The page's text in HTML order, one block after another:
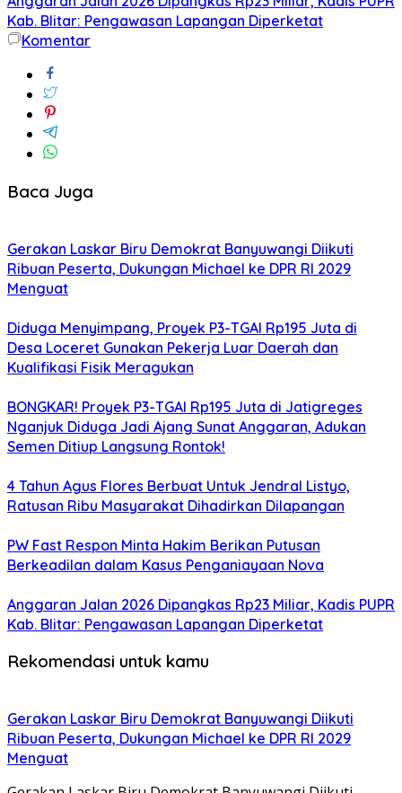
Kab. Blitar: Pengawasan Lapangan Diperketat
Komentar
Baca Juga
Gerakan Laskar Biru Demokrat Banyuwangi Diikuti
Ribuan Peserta, Dukungan Michael ke DPR RI 2029
Menguat
Diduga Menyimpang, Proyek P3-TGAI Rp195 Juta di
Desa Loceret Gunakan Pekerja Luar Daerah dan
Kualifikasi Fisik Meragukan
BONGKAR! Proyek P3-TGAI Rp195 Juta di Jatigreges
Nganjuk Diduga Jadi Ajang Sunat Anggaran, Adukan
Semen Ditiup Langsung Rontok!
4 Tahun Agus Flores Berbuat Untuk Jendral Listyo,
Ratusan Ribu Masyarakat Dihadirkan Dilapangan
PW Fast Respon Minta Hakim Berikan Putusan
Berkeadilan dalam Kasus Penganiayaan Nova
Anggaran Jalan 2026 Dipangkas Rp23 Miliar, Kadis PUPR
Kab. Blitar: Pengawasan Lapangan Diperketat
Rekomendasi untuk kamu
Gerakan Laskar Biru Demokrat Banyuwangi Diikuti
Ribuan Peserta, Dukungan Michael ke DPR RI 2029
Menguat